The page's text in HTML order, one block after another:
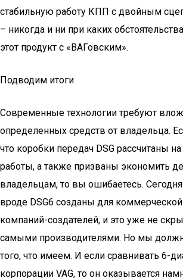
стабильную работу КПП с двойным
– никогда и ни при каких
этот продукт с «ВАГовским».
Подводим итоги
Современные технологии требуют
определенных средств от владельца.
что коробки передач DSG рассчитаны
работы, а также призваны экономить
владельцам, то вы ошибаетесь.
вроде DSG6 созданы для
компаний-создателей, и это уже не
самыми производителями. Но мы
того, что имеем. И если сравнивать 6-
корпорации VAG, то он оказывается